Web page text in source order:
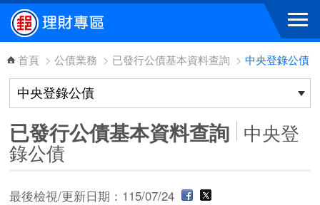
跳到主要內容區塊
首頁 > 公債業務 > 已發行公債基本資料查詢 > 中央登錄公債
已發行公債基本資料查詢 中央登
錄公債
最後檢視/更新日期：115/07/24